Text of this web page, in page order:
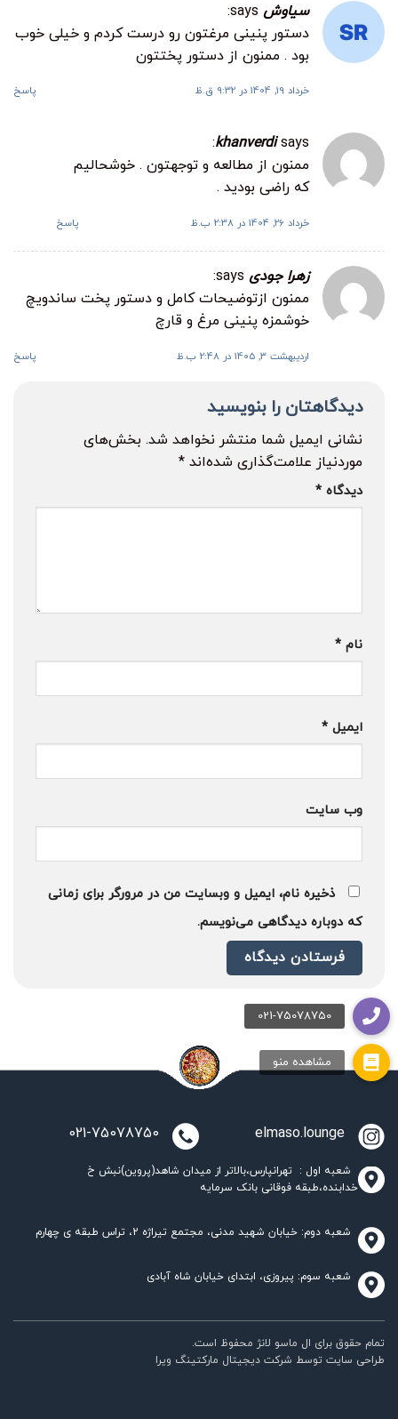
سیاوش says:
دستور پنینی مرغتون رو درست کردم و خیلی خوب
بود . ممنون از دستور پختتون
خرداد 19, 1404 در 9:32 ق.ظ پاسخ
khanverdi says:
ممنون از مطالعه و توجهتون . خوشحالیم
که راضی بودید .
خرداد 26, 1404 در 2:38 ب.ظ پاسخ
زهرا جودی says:
ممنون ازتوضیحات کامل و دستور پخت ساندویچ
خوشمزه پنینی مرغ و قارچ
اردیبهشت 3, 1405 در 2:48 ب.ظ پاسخ
دیدگاهتان را بنویسید
نشانی ایمیل شما منتشر نخواهد شد. بخش‌های
موردنیاز علامت‌گذاری شده‌اند *
دیدگاه *
نام *
ایمیل *
وب‌ سایت
ذخیره نام، ایمیل و وبسایت من در مرورگر برای زمانی
که دوباره دیدگاهی می‌نویسم.
elmaso.lounge
شعبه اول : تهرانپارس،بالاتر از میدان شاهد(پروین)نبش خ
خدابنده،طبقه فوقانی بانک سرمایه
شعبه دوم: خیابان شهید مدنی، مجتمع تیراژه 2، تراس طبقه ی چهارم
شعبه سوم: پیروزی، ابتدای خیابان شاه آبادی
تمام حقوق برای ال ماسو لانژ محفوظ است.
طراحی سایت توسط شرکت دیجیتال مارکتینگ ویرا